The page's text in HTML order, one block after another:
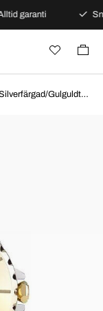
garanti
Philipp Plein Heaven Silverfärgad/Gulguldtonat stål Ø38 mm PWPOA0424